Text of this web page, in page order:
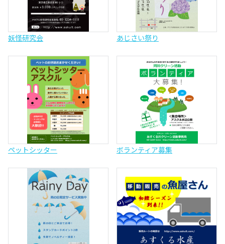
妖怪研究会 あじさい祭り
ペットシッター ボランティア募集